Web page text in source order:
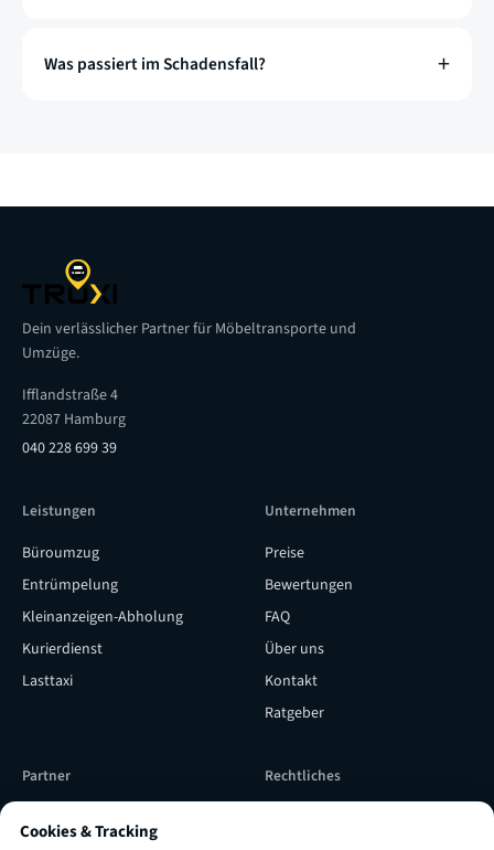
Was passiert im Schadensfall?
Dein verlässlicher Partner für Möbeltransporte und
Umzüge.
Ifflandstraße 4
22087 Hamburg
040 228 699 39
Leistungen
Büroumzug
Entrümpelung
Kleinanzeigen-Abholung
Kurierdienst
Lasttaxi
Unternehmen
Preise
Bewertungen
FAQ
Über uns
Kontakt
Ratgeber
Partner Rechtliches
Cookies & Tracking